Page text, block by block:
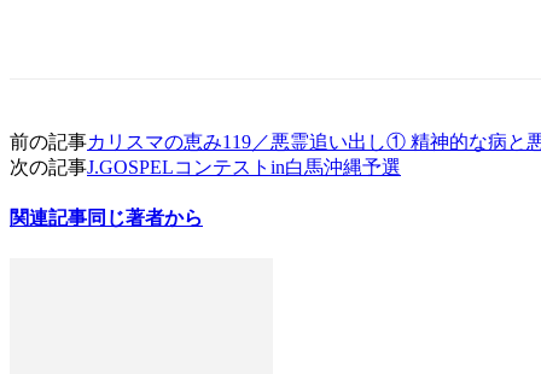
前の記事カリスマの恵み119／悪霊追い出し① 精神的な病と
次の記事J.GOSPELコンテストin白馬沖縄予選
関連記事同じ著者から